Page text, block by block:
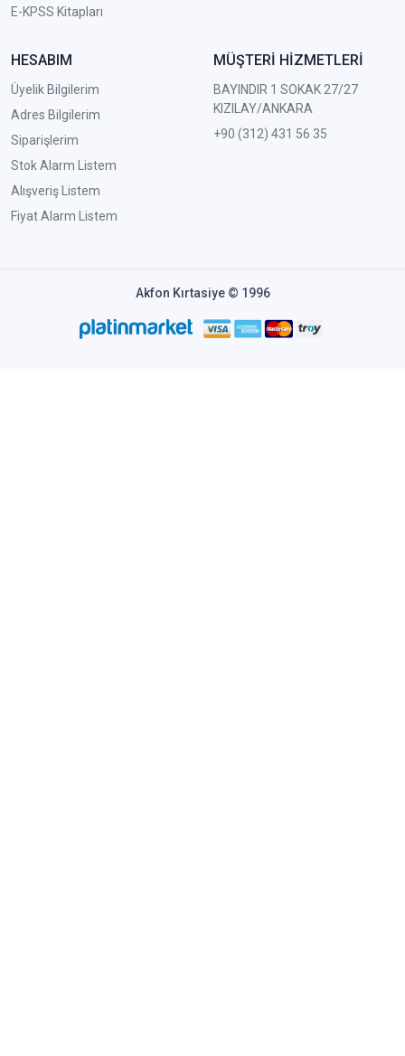
E-KPSS Kitapları
HESABIM
Üyelik Bilgilerim
Adres Bilgilerim
Siparişlerim
Stok Alarm Listem
Alışveriş Listem
Fiyat Alarm Listem
MÜŞTERİ HİZMETLERİ
BAYINDIR 1 SOKAK 27/27
KIZILAY/ANKARA
+90 (312) 431 56 35
Akfon Kırtasiye © 1996